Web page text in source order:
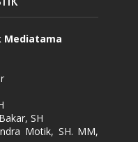
Mediatama
SH
Motik, SH. MM,